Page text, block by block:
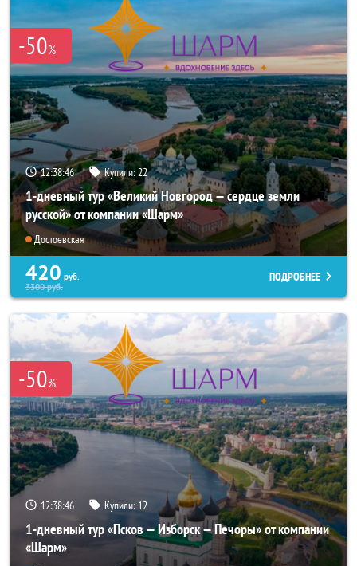
-50%
12:38:45 Купили: 22
1-дневный тур «Великий Новгород — сердце земли
русской» от компании «Шарм»
Достоевская
420 руб.
3300руб.
ПОДРОБНЕЕ
-50%
12:38:45 Купили: 12
1-дневный тур «Псков — Изборск — Печоры» от компании
«Шарм»